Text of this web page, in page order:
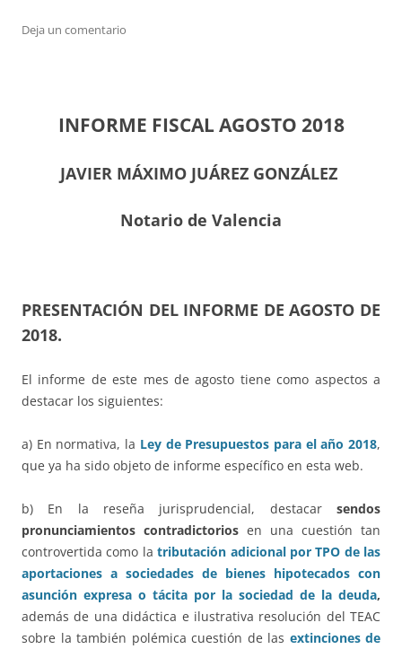
Deja un comentario
INFORME FISCAL AGOSTO 2018
JAVIER MÁXIMO JUÁREZ GONZÁLEZ
Notario de Valencia
PRESENTACIÓN DEL INFORME DE AGOSTO DE
2018.
El informe de este mes de agosto tiene como aspectos a
destacar los siguientes:
a) En normativa, la Ley de Presupuestos para el año 2018,
que ya ha sido objeto de informe específico en esta web.
b) En la reseña jurisprudencial, destacar sendos
pronunciamientos contradictorios en una cuestión tan
controvertida como latributación adicional por TPO de las
aportaciones a sociedades de bienes hipotecados con
asunción expresa o tácita por la sociedad de la deuda,
además de una didáctica e ilustrativa resolución del TEAC
sobre la también polémica cuestión de las extinciones de